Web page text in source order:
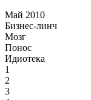
Май 2010
Бизнес-линч
Мозг
Понос
Идиотека
1
2
3